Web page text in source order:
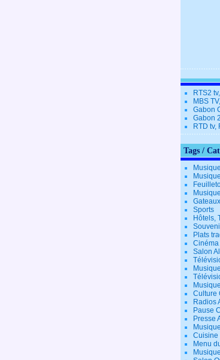
RTS2
MBS
Gabon
Gabon
RTD
Tags /
Sports
Plats
Cinéma
Salon
Radios
Pause
Cuisine
Menu